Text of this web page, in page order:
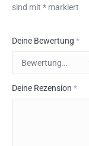
sind mit * markiert
Deine Bewertung *
Deine Rezension *